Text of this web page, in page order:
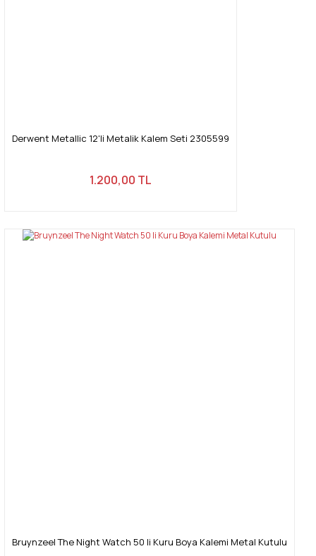
Derwent Metallic 12'li Metalik Kalem Seti 2305599
1.200,00 TL
Bruynzeel The Night Watch 50 li Kuru Boya Kalemi Metal Kutulu